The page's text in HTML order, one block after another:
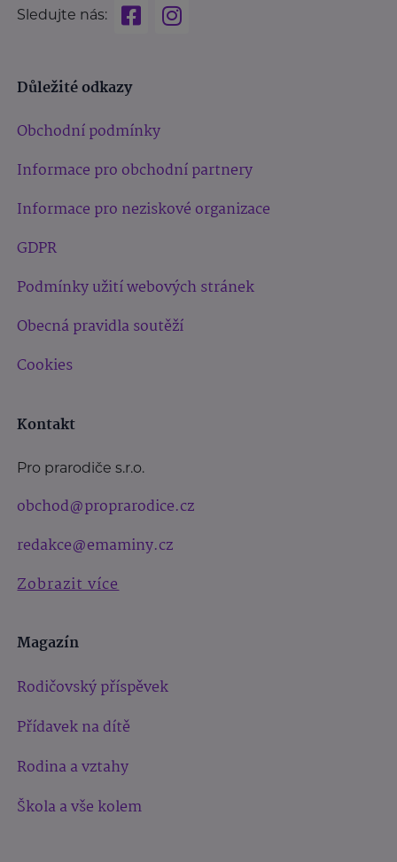
Sledujte nás:
Důležité odkazy
Obchodní podmínky
Informace pro obchodní partnery
Informace pro neziskové organizace
GDPR
Podmínky užití webových stránek
Obecná pravidla soutěží
Cookies
Kontakt
Pro prarodiče s.r.o.
obchod@proprarodice.cz
redakce@emaminy.cz
Zobrazit více
Magazín
Rodičovský příspěvek
Přídavek na dítě
Rodina a vztahy
Škola a vše kolem